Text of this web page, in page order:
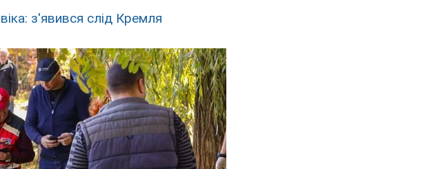
з'явився слід Кремля